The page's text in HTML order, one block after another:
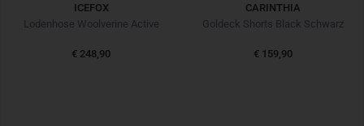
ICEFOX
Lodenhose Woolverine Active
€ 248,90
CARINTHIA
Goldeck Shorts Black Schwarz
€ 159,90